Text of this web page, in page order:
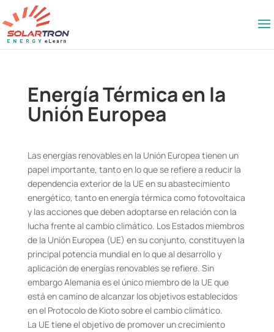
Energía Térmica en la
Unión Europea
Las energías renovables en la Unión Europea tienen un
papel importante, tanto en lo que se refiere a reducir la
dependencia exterior de la UE en su abastecimiento
energético, tanto en energía térmica como fotovoltaica
y las acciones que deben adoptarse en relación con la
lucha frente al cambio climático. Los Estados miembros
de la Unión Europea (UE) en su conjunto, constituyen la
principal potencia mundial en lo que al desarrollo y
aplicación de energías renovables se refiere. Sin
embargo Alemania es el único miembro de la UE que
está en camino de alcanzar los objetivos establecidos
en el Protocolo de Kioto sobre el cambio climático.
La UE tiene el objetivo de promover un crecimiento